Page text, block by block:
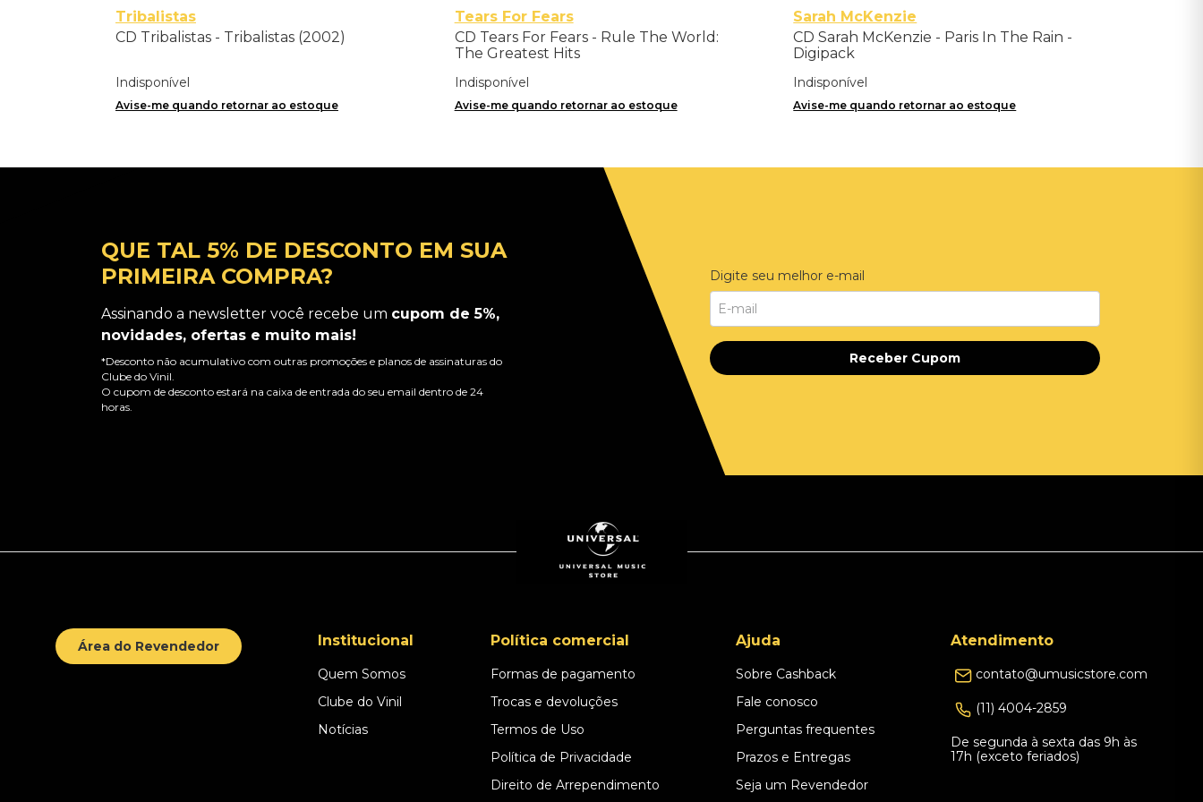
Tribalistas
CD Tribalistas - Tribalistas (2002)
Indisponível
Avise-me quando retornar ao estoque
Tears For Fears
CD Tears For Fears - Rule The World:
The Greatest Hits
Indisponível
Avise-me quando retornar ao estoque
Sarah McKenzie
CD Sarah McKenzie - Paris In The Rain -
Digipack
Indisponível
Avise-me quando retornar ao estoque
QUE TAL 5% DE DESCONTO EM SUA
PRIMEIRA COMPRA?
Assinando a newsletter você recebe um cupom de 5%,
novidades, ofertas e muito mais!
*Desconto não acumulativo com outras promoções e planos de assinaturas do
Clube do Vinil.
O cupom de desconto estará na caixa de entrada do seu email dentro de 24
horas.
Digite seu melhor e-mail
Receber Cupom
Área do Revendedor Institucional
Quem Somos
Clube do Vinil
Notícias
Política comercial
Formas de pagamento
Trocas e devoluções
Termos de Uso
Política de Privacidade
Direito de Arrependimento
Ajuda
Sobre Cashback
Fale conosco
Perguntas frequentes
Prazos e Entregas
Seja um Revendedor
Atendimento
contato@umusicstore.com
(11) 4004-2859
De segunda à sexta das 9h às
17h (exceto feriados)